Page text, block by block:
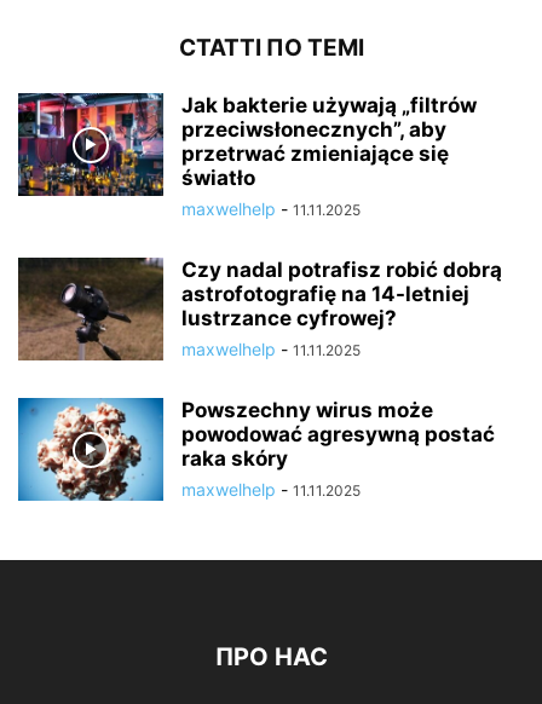
СТАТТІ ПО ТЕМІ
Jak bakterie używają „filtrów
przeciwsłonecznych”, aby
przetrwać zmieniające się
światło
maxwelhelp - 11.11.2025
Czy nadal potrafisz robić dobrą
astrofotografię na 14-letniej
lustrzance cyfrowej?
maxwelhelp - 11.11.2025
Powszechny wirus może
powodować agresywną postać
raka skóry
maxwelhelp - 11.11.2025
ПРО НАС